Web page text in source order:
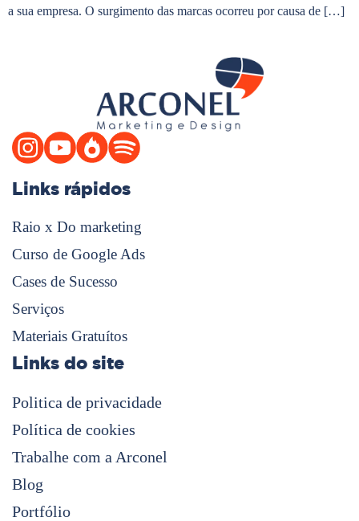
a sua empresa. O surgimento das marcas ocorreu por causa de […]
Links rápidos
Raio x Do marketing
Curso de Google Ads
Cases de Sucesso
Serviços
Materiais Gratuítos
Links do site
Politica de privacidade
Política de cookies
Trabalhe com a Arconel
Blog
Portfólio